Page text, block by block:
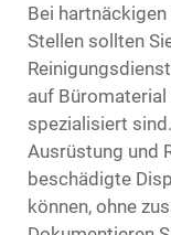
Bei
Stellen sollten
auf
spezialisiert
Ausrüstung und
beschädigte
können, ohne